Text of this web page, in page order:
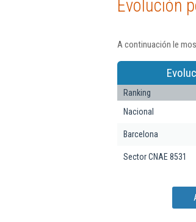
Evolución
A continuación le
Ranking
Nacional
Barcelona
Sector CNAE 8531